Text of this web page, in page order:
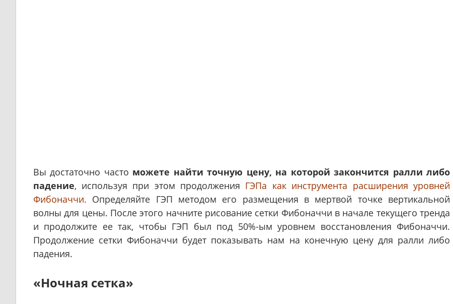
Вы достаточно часто можете найти точную цену, на которой закончится ралли либо
падение, используя при этом продолжения ГЭПа как инструмента расширения уровней
Фибоначчи. Определяйте ГЭП методом его размещения в мертвой точке вертикальной
волны для цены. После этого начните рисование сетки Фибоначчи в начале текущего тренда
и продолжите ее так, чтобы ГЭП был под 50%-ым уровнем восстановления Фибоначчи.
Продолжение сетки Фибоначчи будет показывать нам на конечную цену для ралли либо
падения.
«Ночная сетка»